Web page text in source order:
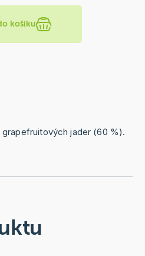
košíku
jader (60 %).